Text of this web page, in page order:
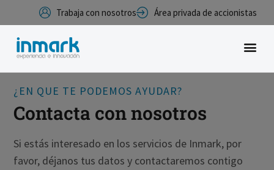
Trabaja con nosotros Área privada de accionistas
¿EN QUE TE PODEMOS AYUDAR?
Contacta con nosotros
Si estás interesado en los servicios de Inmark, por
favor, déjanos tus datos y contactaremos contigo